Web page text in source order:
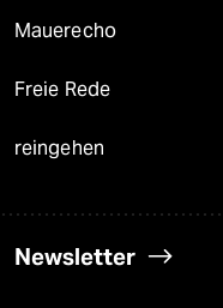
Mauerecho
Freie Rede
reingehen
Newsletter